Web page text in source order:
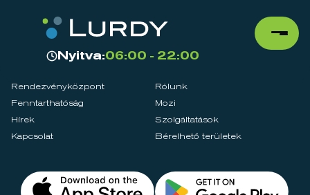
Nyitva:06:00 - 22:00
Rendezvényközpont
Rólunk
Fenntarthatóság
Mozi
Hírek
Szolgáltatások
Kapcsolat
Bérelhető területek